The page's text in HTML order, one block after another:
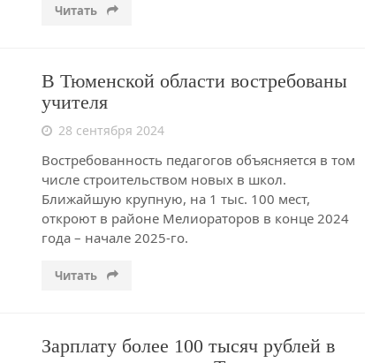
Читать
В Тюменской области востребованы
учителя
28 сентября 2024
Востребованность педагогов объясняется в том
числе строительством новых в школ.
Ближайшую крупную, на 1 тыс. 100 мест,
откроют в районе Мелиораторов в конце 2024
года – начале 2025-го.
Читать
Зарплату более 100 тысяч рублей в